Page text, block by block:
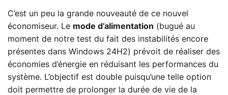
C’est un peu la grande nouveauté de ce nouvel
économiseur. Le mode d’alimentation (bugué au
moment de notre test du fait des instabilités encore
présentes dans Windows 24H2) prévoit de réaliser des
économies d’énergie en réduisant les performances du
système. L’objectif est double puisqu’une telle option
doit permettre de prolonger la durée de vie de la